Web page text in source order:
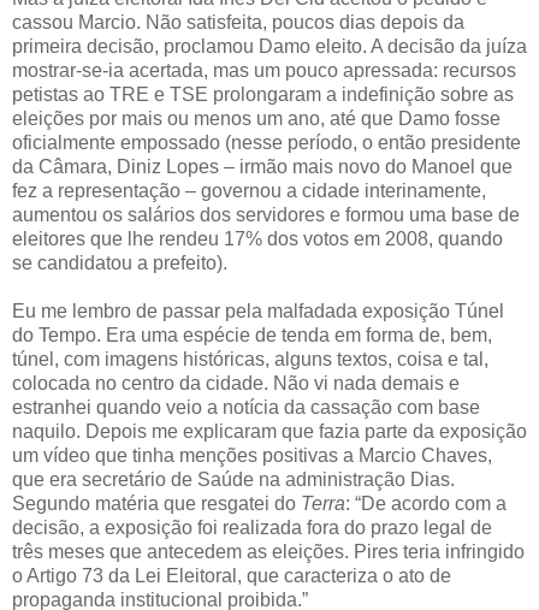
cassou Marcio. Não satisfeita, poucos dias depois da
primeira decisão, proclamou Damo eleito. A decisão da juíza
mostrar-se-ia acertada, mas um pouco apressada: recursos
petistas ao TRE e TSE prolongaram a indefinição sobre as
eleições por mais ou menos um ano, até que Damo fosse
oficialmente empossado (nesse período, o então presidente
da Câmara, Diniz Lopes – irmão mais novo do Manoel que
fez a representação – governou a cidade interinamente,
aumentou os salários dos servidores e formou uma base de
eleitores que lhe rendeu 17% dos votos em 2008, quando
se candidatou a prefeito).
Eu me lembro de passar pela malfadada exposição Túnel
do Tempo. Era uma espécie de tenda em forma de, bem,
túnel, com imagens históricas, alguns textos, coisa e tal,
colocada no centro da cidade. Não vi nada demais e
estranhei quando veio a notícia da cassação com base
naquilo. Depois me explicaram que fazia parte da exposição
um vídeo que tinha menções positivas a Marcio Chaves,
que era secretário de Saúde na administração Dias.
Segundo matéria que resgatei do Terra: “De acordo com a
decisão, a exposição foi realizada fora do prazo legal de
três meses que antecedem as eleições. Pires teria infringido
o Artigo 73 da Lei Eleitoral, que caracteriza o ato de
propaganda institucional proibida.”